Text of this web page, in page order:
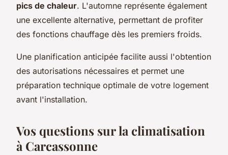
pics de chaleur. L'automne représente également
une excellente alternative, permettant de profiter
des fonctions chauffage dès les premiers froids.
Une planification anticipée facilite aussi l'obtention
des autorisations nécessaires et permet une
préparation technique optimale de votre logement
avant l'installation.
Vos questions sur la climatisation
à Carcassonne